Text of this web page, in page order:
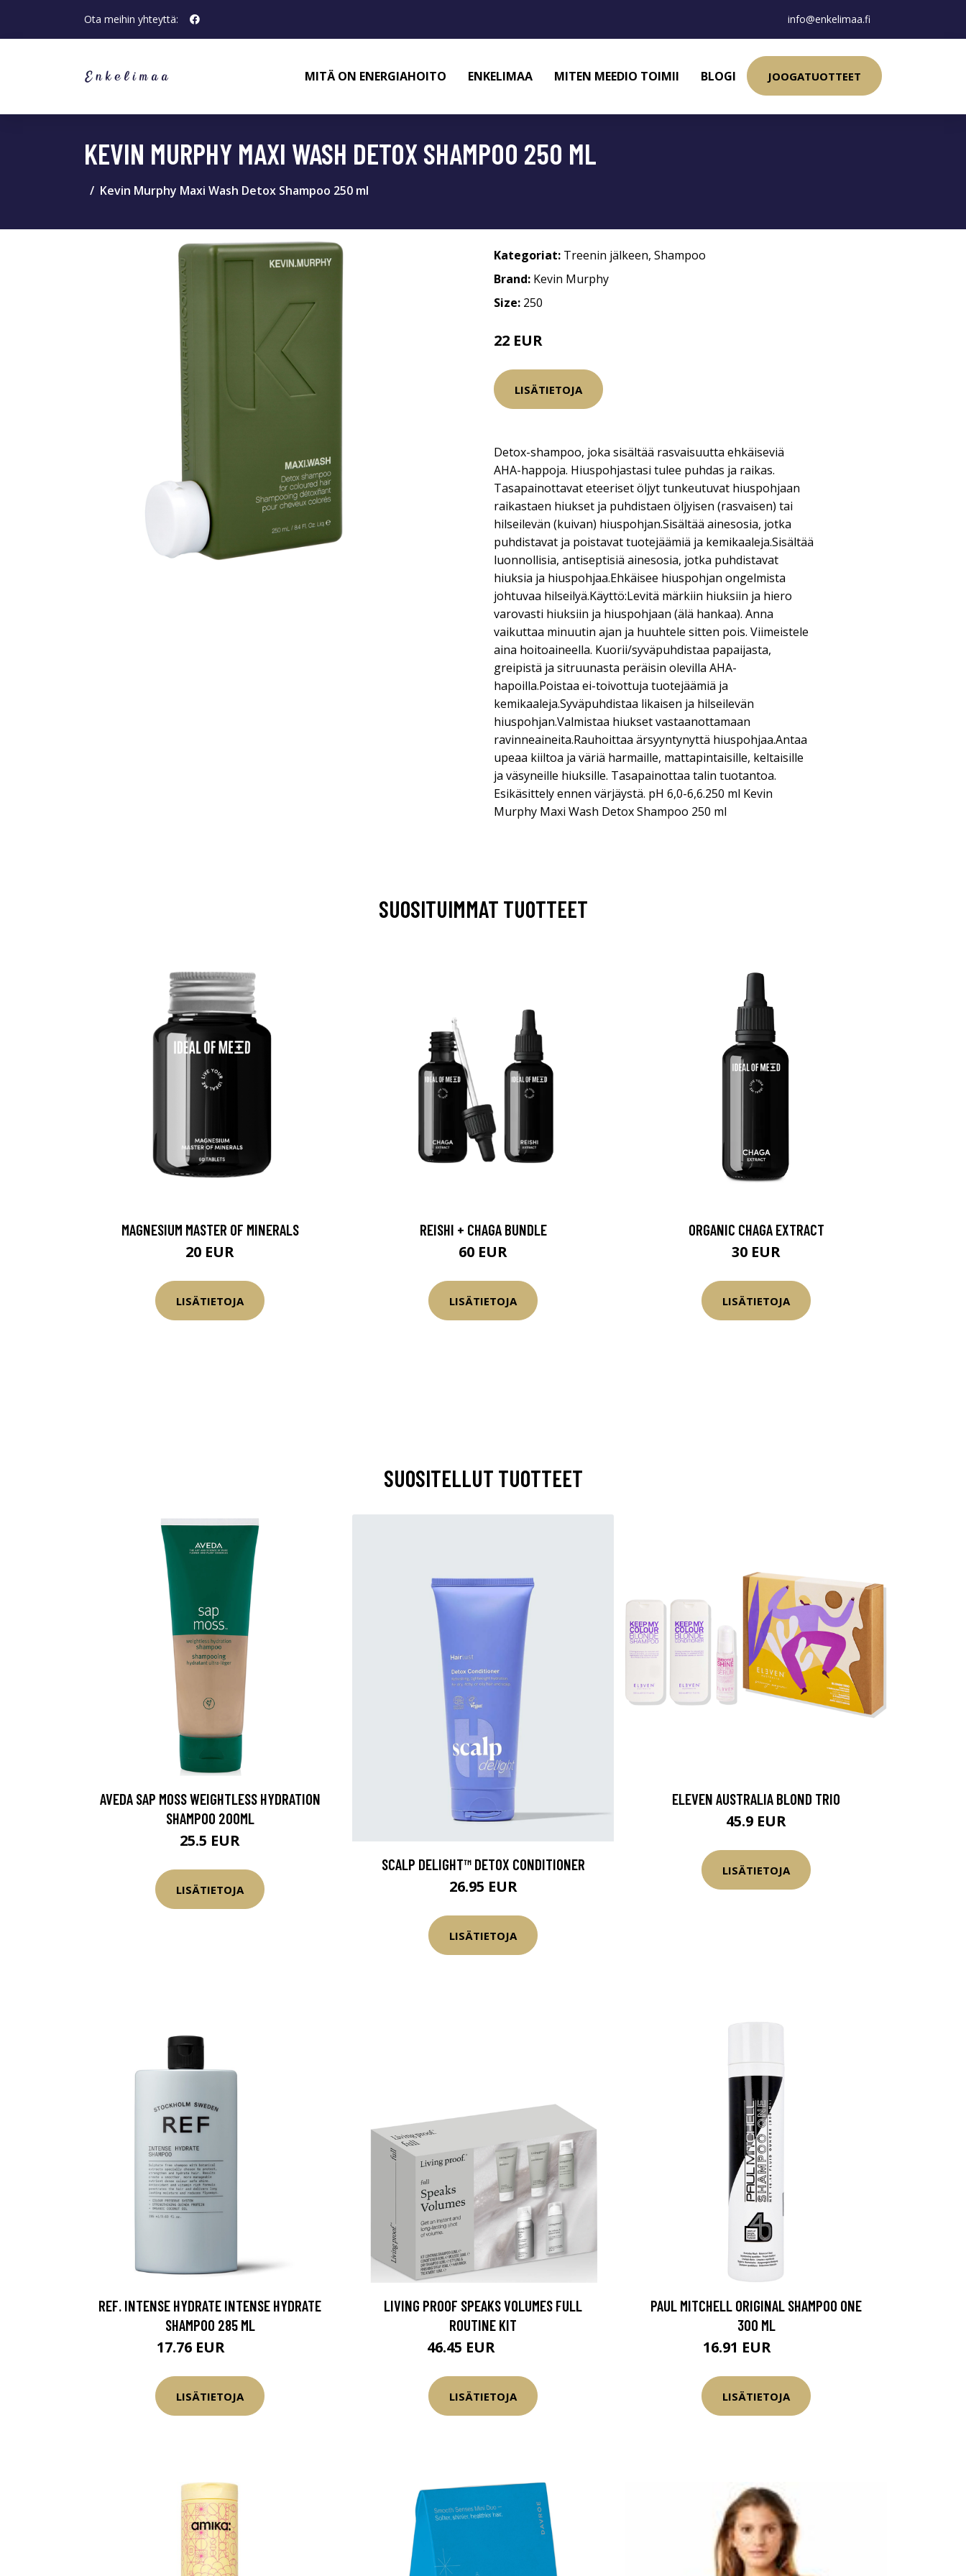
Ota meihin yhteyttä: info@enkelimaa.fi
MITÄ ON ENERGIAHOITO ENKELIMAA MITEN MEEDIO TOIMII BLOGI JOOGATUOTTEET
KEVIN MURPHY MAXI WASH DETOX SHAMPOO 250 ML
Kevin Murphy Maxi Wash Detox Shampoo 250 ml
Kategoriat: Treenin jälkeen, Shampoo
Brand: Kevin Murphy
Size: 250
22 EUR
LISÄTIETOJA
Detox-shampoo, joka sisältää rasvaisuutta ehkäiseviä
AHA-happoja. Hiuspohjastasi tulee puhdas ja raikas.
Tasapainottavat eteeriset öljyt tunkeutuvat hiuspohjaan
raikastaen hiukset ja puhdistaen öljyisen (rasvaisen) tai
hilseilevän (kuivan) hiuspohjan.Sisältää ainesosia, jotka
puhdistavat ja poistavat tuotejäämiä ja kemikaaleja.Sisältää
luonnollisia, antiseptisiä ainesosia, jotka puhdistavat
hiuksia ja hiuspohjaa.Ehkäisee hiuspohjan ongelmista
johtuvaa hilseilyä.Käyttö:Levitä märkiin hiuksiin ja hiero
varovasti hiuksiin ja hiuspohjaan (älä hankaa). Anna
vaikuttaa minuutin ajan ja huuhtele sitten pois. Viimeistele
aina hoitoaineella. Kuorii/syväpuhdistaa papaijasta,
greipistä ja sitruunasta peräisin olevilla AHA-
hapoilla.Poistaa ei-toivottuja tuotejäämiä ja
kemikaaleja.Syväpuhdistaa likaisen ja hilseilevän
hiuspohjan.Valmistaa hiukset vastaanottamaan
ravinneaineita.Rauhoittaa ärsyyntynyttä hiuspohjaa.Antaa
upeaa kiiltoa ja väriä harmaille, mattapintaisille, keltaisille
ja väsyneille hiuksille. Tasapainottaa talin tuotantoa.
Esikäsittely ennen värjäystä. pH 6,0-6,6.250 ml Kevin
Murphy Maxi Wash Detox Shampoo 250 ml
SUOSITUIMMAT TUOTTEET
MAGNESIUM MASTER OF MINERALS
20 EUR
LISÄTIETOJA
REISHI + CHAGA BUNDLE
60 EUR
LISÄTIETOJA
ORGANIC CHAGA EXTRACT
30 EUR
LISÄTIETOJA
SUOSITELLUT TUOTTEET
AVEDA SAP MOSS WEIGHTLESS HYDRATION
SHAMPOO 200ML
25.5 EUR
LISÄTIETOJA
SCALP DELIGHT™ DETOX CONDITIONER
26.95 EUR
LISÄTIETOJA
ELEVEN AUSTRALIA BLOND TRIO
45.9 EUR
LISÄTIETOJA
REF. INTENSE HYDRATE INTENSE HYDRATE
SHAMPOO 285 ML
17.76 EUR
LISÄTIETOJA
LIVING PROOF SPEAKS VOLUMES FULL
ROUTINE KIT
46.45 EUR
LISÄTIETOJA
PAUL MITCHELL ORIGINAL SHAMPOO ONE
300 ML
16.91 EUR
LISÄTIETOJA